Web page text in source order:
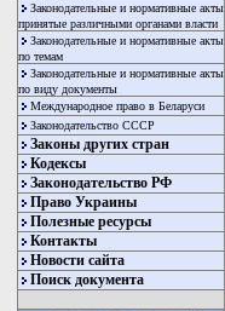
Законодательные и нормативные акты
принятые различными органами власти
Законодательные и нормативные акты
по темам
Законодательные и нормативные акты
по виду документы
Международное право в Беларуси
Законодательство СССР
Законы других стран
Кодексы
Законодательство РФ
Право Украины
Полезные ресурсы
Контакты
Новости сайта
Поиск документа